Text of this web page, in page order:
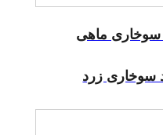
سوخاری ماهی
سوخاری زرد